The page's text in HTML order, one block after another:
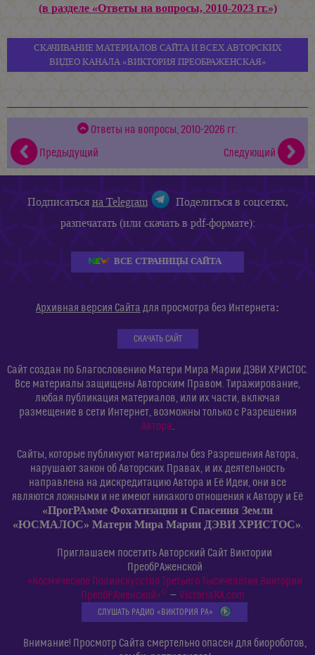
(в разделе «Ответы на вопросы, 2010-2023 гг.»)
СКАЧИВАНИЕ МАТЕРИАЛОВ САЙТА И ВСЕХ АВТОРСКИХ
ВИДЕО КАНАЛА «ВИКТОРИЯ ПРЕОБРАЖЕНСКАЯ»
Ответы на вопросы, 2010-2026 гг.
Предыдущий
Следующий
Подписатьсяна Telegram
Поделиться в соцсетях,
разпечатать (или скачать в pdf-формате):
ВСЕ СТРАНИЦЫ САЙТА
Архивная версия Сайта для просмотра без Интернета:
СКАЧАТЬ САЙТ
Сайт создан по Благословению Матери Мира Марии ДЭВИ ХРИСТОС.
Все материалы защищены Авторским Правом. Тиражирование,
любая публикация материалов, или их части, включая
размещение в сети Интернет, возможны только с Разрешения
Автора
Сайты, которые публикуют материалы без Разрешения Автора,
нарушают закон об Авторских Правах, и их деятельность
направлена на дискредитацию Автора и Её Идеи, они все
являются ложными и не имеют никакого отношения к Автору и Её
«ПрогРАмме Фохатизации и Спасения Земли
«ЮСМАЛОС» Матери Мира Марии ДЭВИ ХРИСТОС»
Приглашаем посетить Авторский Сайт Виктории
ПреобРАженской
«Космическое Полиискусство Третьего Тысячелетия Виктории
ПреобРАженской»©— VictoriaRA.com
СЛУШАТЬ РАДИО «ВИКТОРИЯ РА»
Внимание! Просмотр Сайта смертельно опасен для биороботов,